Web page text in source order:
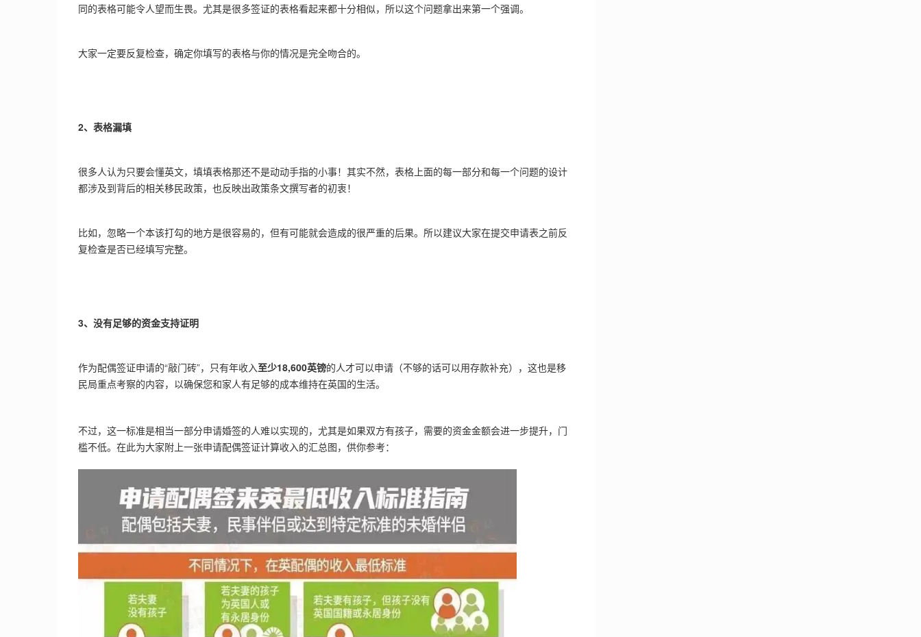
同的表格可能令人望而生畏。尤其是很多签证的表格看起来都十分相似，所以这个问题拿出来第一个强调。
大家一定要反复检查，确定你填写的表格与你的情况是完全吻合的。
2、表格漏填
很多人认为只要会懂英文，填填表格那还不是动动手指的小事！其实不然，表格上面的每一部分和每一个问题的设计
都涉及到背后的相关移民政策，也反映出政策条文撰写者的初衷！
比如，忽略一个本该打勾的地方是很容易的，但有可能就会造成的很严重的后果。所以建议大家在提交申请表之前反
复检查是否已经填写完整。
3、没有足够的资金支持证明
作为配偶签证申请的“敲门砖”，只有年收入至少18,600英镑的人才可以申请（不够的话可以用存款补充），这也是移
民局重点考察的内容，以确保您和家人有足够的成本维持在英国的生活。
不过，这一标准是相当一部分申请婚签的人难以实现的，尤其是如果双方有孩子，需要的资金金额会进一步提升，门
槛不低。在此为大家附上一张申请配偶签证计算收入的汇总图，供你参考：